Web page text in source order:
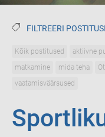
FILTREERI POSTITUSI
Kõik postitused aktiivne
matkamine
mida teha
vaatamisväärsused